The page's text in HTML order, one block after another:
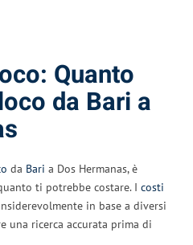
Quanto
da Bari a
da Bari a Dos Hermanas, è
ti potrebbe costare. I costi
in base a diversi
una ricerca accurata prima di